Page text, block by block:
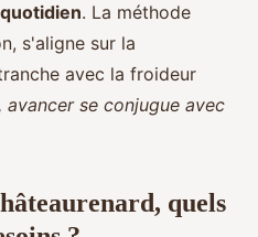
. La méthode
s'aligne sur la
avec la froideur
avancer se conjugue avec
quels